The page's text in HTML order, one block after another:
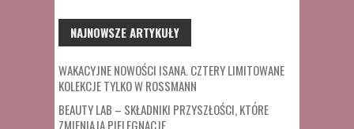
NAJNOWSZE ARTYKUŁY
WAKACYJNE NOWOŚCI ISANA. CZTERY LIMITOWANE
KOLEKCJE TYLKO W ROSSMANN
BEAUTY LAB – SKŁADNIKI PRZYSZŁOŚCI, KTÓRE
ZMIENIAJĄ PIELĘGNACJĘ